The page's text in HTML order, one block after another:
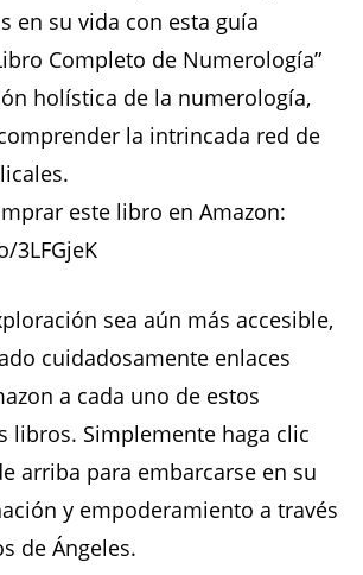
en su vida con esta guía
Completo de Numerología”
holística de la numerología,
la intrincada red de
este libro en Amazon:
3LFGjeK
sea aún más accesible,
cuidadosamente enlaces
a cada uno de estos
libros. Simplemente haga clic
arriba para embarcarse en su
y empoderamiento a través
de Ángeles.